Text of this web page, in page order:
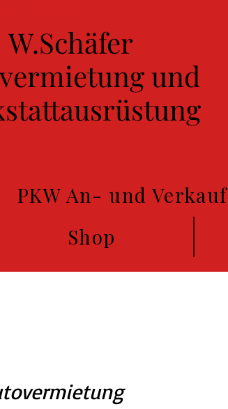
W.Schäfer
und
PKW An- und Verkauf
Shop